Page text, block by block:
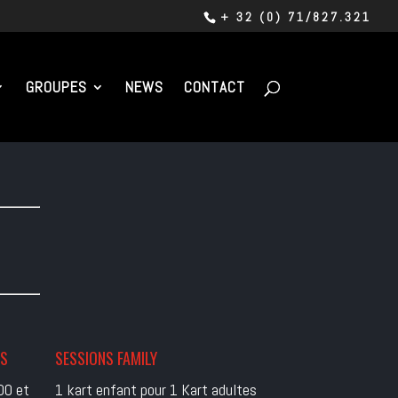
+ 32 (0) 71/827.321
GROUPES NEWS CONTACT
et
SESSIONS FAMILY
1 kart enfant pour 1 Kart adultes